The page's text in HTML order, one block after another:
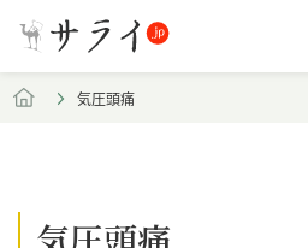
気圧頭痛
気圧頭痛